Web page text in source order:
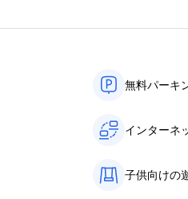
無料パーキ
インターネ
子供向けの